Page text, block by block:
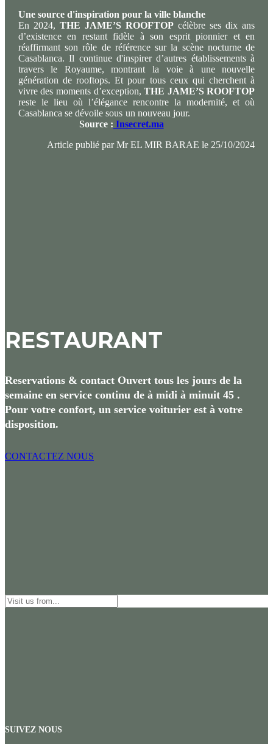
Une source d'inspiration pour la ville blanche
En 2024, THE JAME’S ROOFTOP célèbre ses dix ans
d’existence en restant fidèle à son esprit pionnier et en
réaffirmant son rôle de référence sur la scène nocturne de
Casablanca. Il continue d'inspirer d’autres établissements à
travers le Royaume, montrant la voie à une nouvelle
génération de rooftops. Et pour tous ceux qui cherchent à
vivre des moments d’exception,THE JAME’S ROOFTOP
reste le lieu où l’élégance rencontre la modernité, et où
Casablanca se dévoile sous un nouveau jour.
Source : Insecret.ma
Article publié par Mr EL MIR BARAE le 25/10/2024
RESTAURANT
Reservations & contact Ouvert tous les jours de la
semaine en service continu de à midi à minuit 45 .
Pour votre confort, un service voiturier est à votre
disposition.
CONTACTEZ NOUS
SUIVEZ NOUS